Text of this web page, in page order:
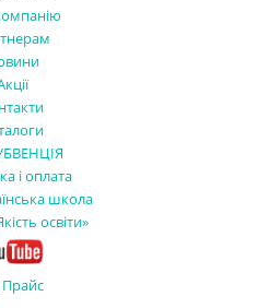
і оплата
школа
освіти»
Прайс